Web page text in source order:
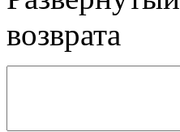
возврата